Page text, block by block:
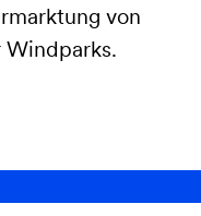
von